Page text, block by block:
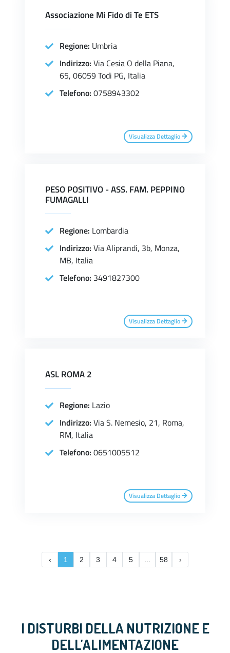
Associazione Mi Fido di Te ETS
Regione: Umbria
Indirizzo: Via Cesia O della Piana,
65, 06059 Todi PG, Italia
Telefono: 0758943302
Visualizza Dettaglio
PESO POSITIVO - ASS. FAM. PEPPINO
FUMAGALLI
Regione: Lombardia
Indirizzo: Via Aliprandi, 3b, Monza,
MB, Italia
Telefono: 3491827300
Visualizza Dettaglio
ASL ROMA 2
Regione: Lazio
Indirizzo: Via S. Nemesio, 21, Roma,
RM, Italia
Telefono: 0651005512
Visualizza Dettaglio
‹ 1 2 3 4 5 58 ›
I DISTURBI DELLA NUTRIZIONE E
DELL'ALIMENTAZIONE